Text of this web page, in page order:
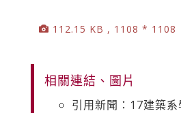
112.15 KB , 1108 * 1108
相關連結、圖片
引用新聞：17建築